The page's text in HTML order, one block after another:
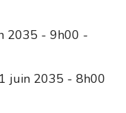
2035 - 9h00 -
juin 2035 - 8h00